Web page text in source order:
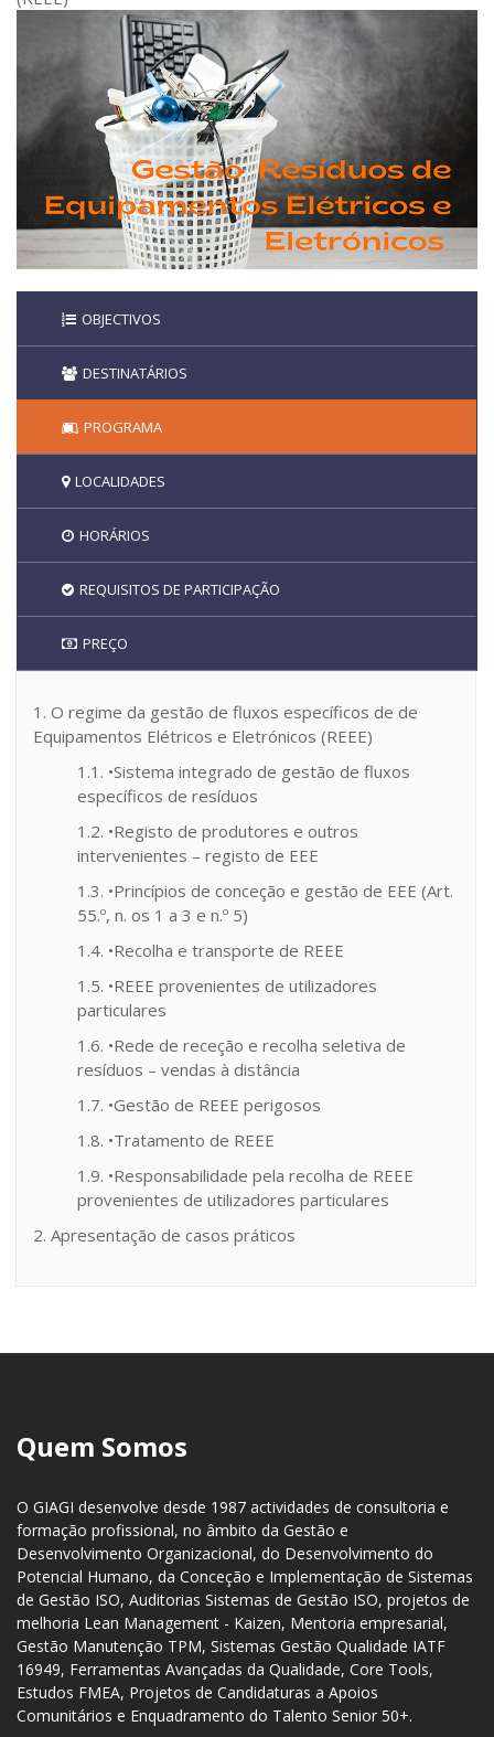
OBJECTIVOS
DESTINATÁRIOS
PROGRAMA
LOCALIDADES
HORÁRIOS
REQUISITOS DE PARTICIPAÇÃO
PREÇO
1. O regime da gestão de fluxos específicos de de
Equipamentos Elétricos e Eletrónicos (REEE)
1.1. •Sistema integrado de gestão de fluxos
específicos de resíduos
1.2. •Registo de produtores e outros
intervenientes – registo de EEE
1.3. •Princípios de conceção e gestão de EEE (Art.
55.º, n. os 1 a 3 e n.º 5)
1.4. •Recolha e transporte de REEE
1.5. •REEE provenientes de utilizadores
particulares
1.6. •Rede de receção e recolha seletiva de
resíduos – vendas à distância
1.7. •Gestão de REEE perigosos
1.8. •Tratamento de REEE
1.9. •Responsabilidade pela recolha de REEE
provenientes de utilizadores particulares
2. Apresentação de casos práticos
Quem Somos
O GIAGI desenvolve desde 1987 actividades de consultoria e
formação profissional, no âmbito da Gestão e
Desenvolvimento Organizacional, do Desenvolvimento do
Potencial Humano, da Conceção e Implementação de Sistemas
de Gestão ISO, Auditorias Sistemas de Gestão ISO, projetos de
melhoria Lean Management - Kaizen, Mentoria empresarial,
Gestão Manutenção TPM, Sistemas Gestão Qualidade IATF
16949, Ferramentas Avançadas da Qualidade, Core Tools,
Estudos FMEA, Projetos de Candidaturas a Apoios
Comunitários e Enquadramento do Talento Senior 50+.